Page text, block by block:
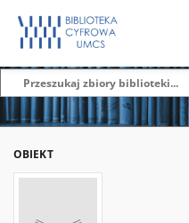
OBIEKT